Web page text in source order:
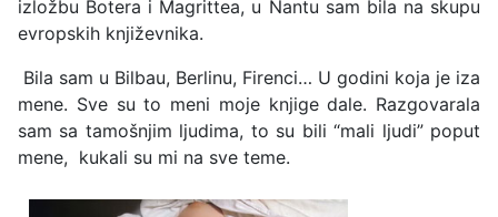
izložbu Botera i Magrittea, u Nantu sam bila na skupu
evropskih književnika.
Bila sam u Bilbau, Berlinu, Firenci… U godini koja je iza
mene. Sve su to meni moje knjige dale. Razgovarala
sam sa tamošnjim ljudima, to su bili “mali ljudi” poput
mene, kukali su mi na sve teme.